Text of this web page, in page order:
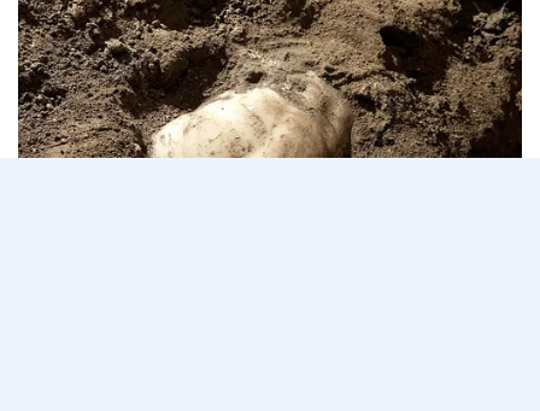
เปิด
รับ
สมัคร
สอบ
แข่งขัน
เพื่อ
บรรจุ
Page
navigation
1 2 3
Next
Page